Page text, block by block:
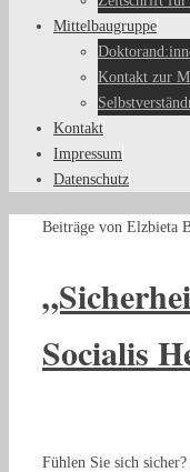
Mittelbaugruppe
Kontakt zur
Kontakt
Impressum
Datenschutz
Start
Beiträge von Elzbieta
Socialis
Fühlen Sie sich